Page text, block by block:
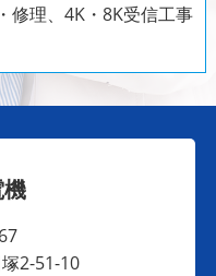
修理、4K・8K受信工事
2-51-10